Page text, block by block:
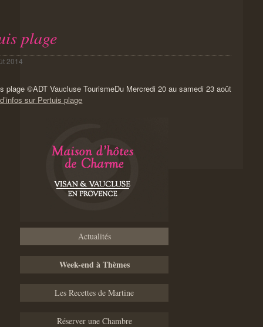
plage
2014
Du Mercredi 20 au samedi 23 août
sur Pertuis plage
Actualités
Week-end à Thèmes
Les Recettes de Martine
Réserver une Chambre